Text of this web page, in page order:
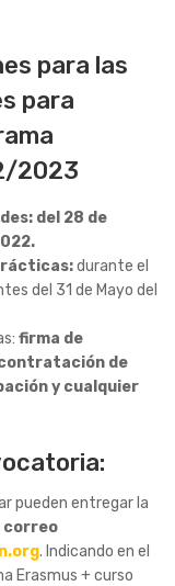
para las
para
2023
del 28 de
durante el
del 31 de Mayo del
firma de
de
y cualquier
pueden entregar la
correo
. Indicando en el
Erasmus + curso